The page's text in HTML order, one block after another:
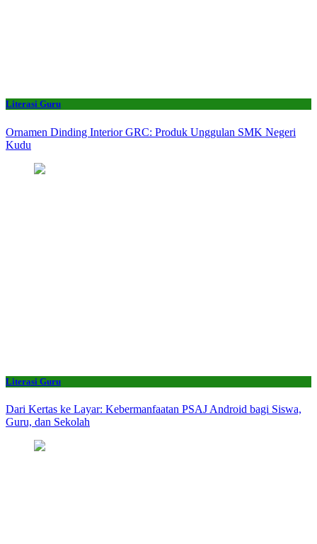
Literasi Guru
Ornamen Dinding Interior GRC: Produk Unggulan SMK Negeri
Kudu
Literasi Guru
Dari Kertas ke Layar: Kebermanfaatan PSAJ Android bagi Siswa,
Guru, dan Sekolah